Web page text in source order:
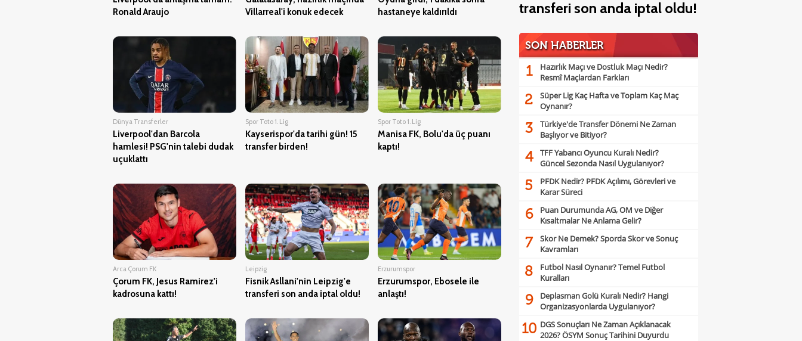
Ronald Araujo
Villarreal'i konuk edecek
hastaneye kaldırıldı
Dünya Transferler
Liverpool'dan Barcola
hamlesi! PSG'nin talebi dudak
uçuklattı
Spor Toto 1. Lig
Kayserispor'da tarihi gün! 15
transfer birden!
Spor Toto 1. Lig
Manisa FK, Bolu'da üç puanı
kaptı!
Arca Çorum FK
Çorum FK, Jesus Ramirez'i
kadrosuna kattı!
Leipzig
Fisnik Asllani'nin Leipzig'e
transferi son anda iptal oldu!
Erzurumspor
Erzurumspor, Ebosele ile
anlaştı!
transferi son anda iptal oldu!
SON HABERLER
1
Hazırlık Maçı ve Dostluk Maçı Nedir?
Resmî Maçlardan Farkları
2
Süper Lig Kaç Hafta ve Toplam Kaç Maç
Oynanır?
3
Türkiye'de Transfer Dönemi Ne Zaman
Başlıyor ve Bitiyor?
4
TFF Yabancı Oyuncu Kuralı Nedir?
Güncel Sezonda Nasıl Uygulanıyor?
5
PFDK Nedir? PFDK Açılımı, Görevleri ve
Karar Süreci
6
Puan Durumunda AG, OM ve Diğer
Kısaltmalar Ne Anlama Gelir?
7
Skor Ne Demek? Sporda Skor ve Sonuç
Kavramları
8
Futbol Nasıl Oynanır? Temel Futbol
Kuralları
9
Deplasman Golü Kuralı Nedir? Hangi
Organizasyonlarda Uygulanıyor?
10 DGS Sonuçları Ne Zaman Açıklanacak
2026? ÖSYM Sonuç Tarihini Duyurdu